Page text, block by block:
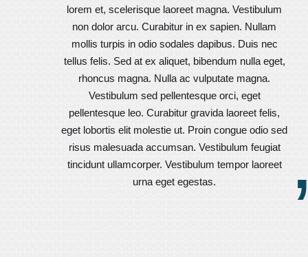
lorem et, scelerisque laoreet magna. Vestibulum
non dolor arcu. Curabitur in ex sapien. Nullam
mollis turpis in odio sodales dapibus. Duis nec
tellus felis. Sed at ex aliquet, bibendum nulla eget,
rhoncus magna. Nulla ac vulputate magna.
Vestibulum sed pellentesque orci, eget
pellentesque leo. Curabitur gravida laoreet felis,
eget lobortis elit molestie ut. Proin congue odio sed
risus malesuada accumsan. Vestibulum feugiat
tincidunt ullamcorper. Vestibulum tempor laoreet
urna eget egestas.